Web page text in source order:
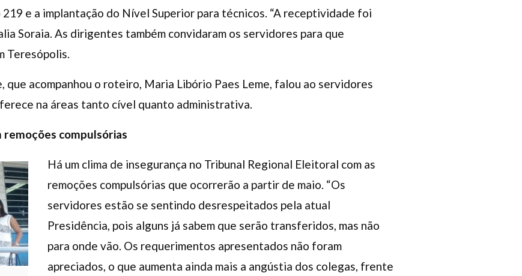
219 e a implantação do Nível Superior para técnicos. “A receptividade foi
Soraia. As dirigentes também convidaram os servidores para que
Teresópolis.
que acompanhou o roteiro, Maria Libório Paes Leme, falou ao servidores
na áreas tanto cível quanto administrativa.
remoções compulsórias
Há um clima de insegurança no Tribunal Regional Eleitoral com as
remoções compulsórias que ocorrerão a partir de maio. “Os
servidores estão se sentindo desrespeitados pela atual
Presidência, pois alguns já sabem que serão transferidos, mas não
para onde vão. Os requerimentos apresentados não foram
apreciados, o que aumenta ainda mais a angústia dos colegas, frente